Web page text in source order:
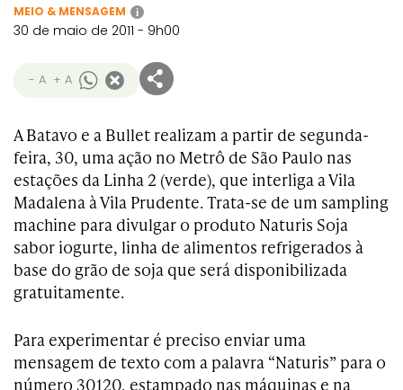
MEIO & MENSAGEM i
30 de maio de 2011 - 9h00
- A + A
A Batavo e a Bullet realizam a partir de segunda-
feira, 30, uma ação no Metrô de São Paulo nas
estações da Linha 2 (verde), que interliga a Vila
Madalena à Vila Prudente. Trata-se de um sampling
machine para divulgar o produto Naturis Soja
sabor iogurte, linha de alimentos refrigerados à
base do grão de soja que será disponibilizada
gratuitamente.
Para experimentar é preciso enviar uma
mensagem de texto com a palavra “Naturis” para o
número 30120, estampado nas máquinas e na